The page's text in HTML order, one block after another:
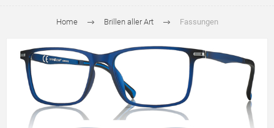
Home Brillen aller Art Fassungen